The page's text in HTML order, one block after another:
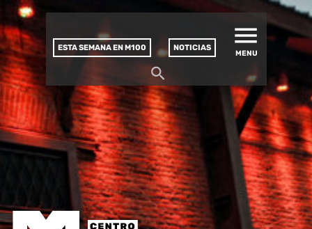
Saltar
este
contenido
CULTURAL
ESTA SEMANA EN M100 NOTICIAS
MENU